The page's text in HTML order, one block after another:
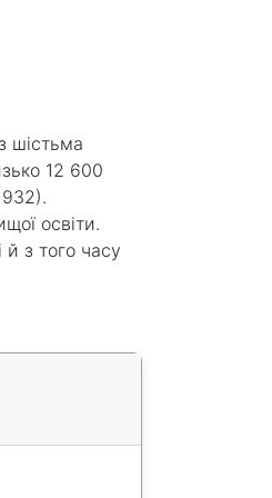
шістьма
12 600
освіти.
й з того часу